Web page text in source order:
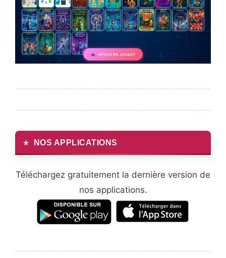
NOS APPLICATIONS
Téléchargez gratuitement la dernière version de
nos applications.